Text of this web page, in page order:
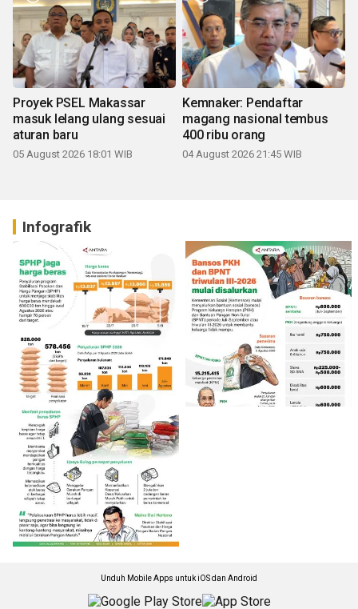
Proyek PSEL Makassar
masuk lelang ulang sesuai
aturan baru
05 August 2026 18:01 WIB
Kemnaker: Pendaftar
magang nasional tembus
400 ribu orang
04 August 2026 21:45 WIB
Infografik
Unduh Mobile Apps untuk iOS dan Android